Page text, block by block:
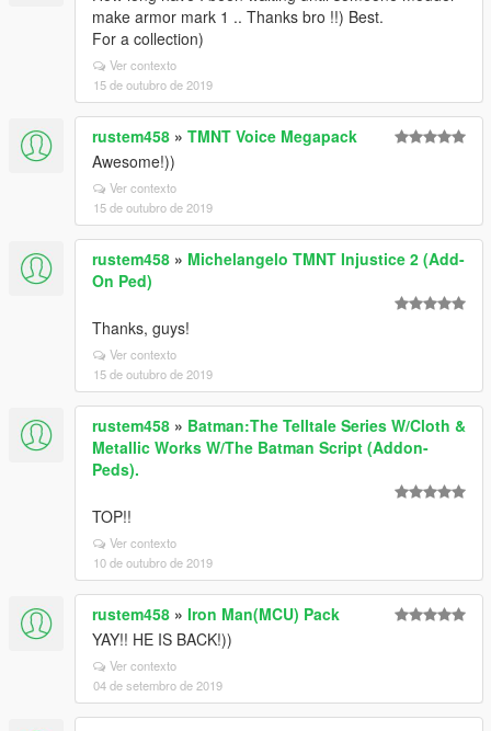
make armor mark 1 .. Thanks bro !!) Best.
For a collection)
Ver contexto
15 de outubro de 2019
rustem458 » TMNT Voice Megapack
Awesome!))
Ver contexto
15 de outubro de 2019
rustem458 » Michelangelo TMNT Injustice 2 (Add-
On Ped)
Thanks, guys!
Ver contexto
15 de outubro de 2019
rustem458 » Batman:The Telltale Series W/Cloth &
Metallic Works W/The Batman Script (Addon-
Peds).
TOP!!
Ver contexto
10 de outubro de 2019
rustem458 » Iron Man(MCU) Pack
YAY!! HE IS BACK!))
Ver contexto
04 de setembro de 2019